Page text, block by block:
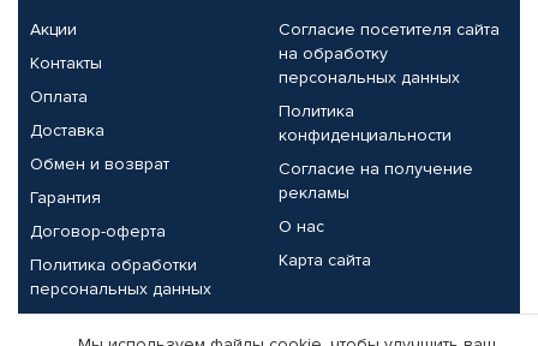
Акции
Контакты
Оплата
Доставка
Обмен и возврат
Гарантия
Договор-оферта
Политика обработки
персональных данных
Согласие посетителя сайта
на обработку
персональных данных
Политика
конфиденциальности
Согласие на получение
рекламы
О нас
Карта сайта